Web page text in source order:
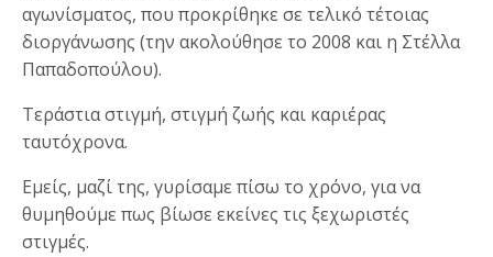
αγωνίσματος, που προκρίθηκε σε τελικό τέτοιας
διοργάνωσης (την ακολούθησε το 2008 και η Στέλλα
Παπαδοπούλου).
Τεράστια στιγμή, στιγμή ζωής και καριέρας
ταυτόχρονα.
Εμείς, μαζί της, γυρίσαμε πίσω το χρόνο, για να
θυμηθούμε πως βίωσε εκείνες τις ξεχωριστές
στιγμές.